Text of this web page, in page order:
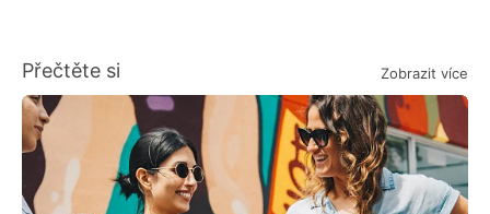
Přečtěte si Zobrazit více